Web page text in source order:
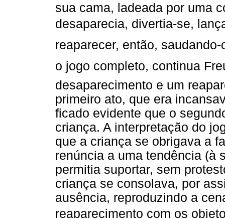
sua cama, ladeada por uma
desaparecia, divertia-se,
reaparecer, então, saudando-
o jogo completo, continua
desaparecimento e um
primeiro ato, que era
ficado evidente que o
criança. A interpretação do
que a criança se obrigava a
renúncia a uma tendência (à
permitia suportar, sem
criança se consolava, por
ausência, reproduzindo a
reaparecimento com os